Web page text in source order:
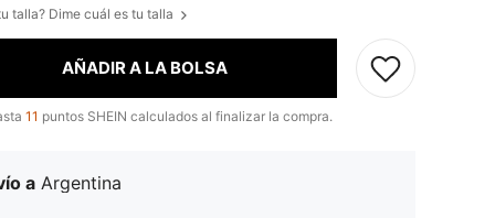
talla? Dime cuál es tu talla
AÑADIR A LA BOLSA
11 puntos SHEIN calculados al finalizar la compra.
a Argentina